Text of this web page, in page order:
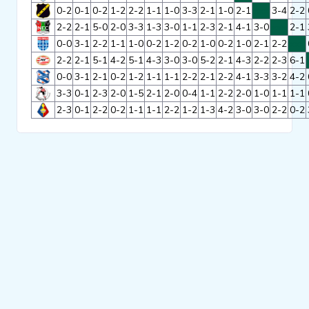
Clubs
Wedstrijden
Statistieken
0-2 0-1 0-2 1-2 2-2 1-1 1-0 3-3 2-1 1-0 2-1 3-4 2-2
2-2 2-1 5-0 2-0 3-3 1-3 3-0 1-1 2-3 2-1 4-1 3-0 2-1
0-0 3-1 2-2 1-1 1-0 0-2 1-2 0-2 1-0 0-2 1-0 2-1 2-2
2-2 2-1 5-1 4-2 5-1 4-3 3-0 3-0 5-2 2-1 4-3 2-2 2-3 6-1
0-0 3-1 2-1 0-2 1-2 1-1 1-1 2-2 2-1 2-2 4-1 3-3 3-2 4-2
3-3 0-1 2-3 2-0 1-5 2-1 2-0 0-4 1-1 2-2 2-0 1-0 1-1 1-1
2-3 0-1 2-2 0-2 1-1 1-1 2-2 1-2 1-3 4-2 3-0 3-0 2-2 0-2